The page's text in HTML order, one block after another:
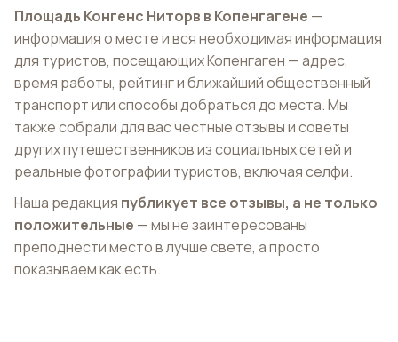
Площадь Конгенс Ниторв в Копенгагене —
информация о месте и вся необходимая информация
для туристов, посещающих Копенгаген — адрес,
время работы, рейтинг и ближайший общественный
транспорт или способы добраться до места. Мы
также собрали для вас честные отзывы и советы
других путешественников из социальных сетей и
реальные фотографии туристов, включая селфи.
Наша редакция публикует все отзывы, а не только
положительные — мы не заинтересованы
преподнести место в лучше свете, а просто
показываем как есть.